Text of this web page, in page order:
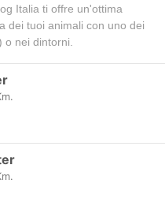
Italia ti offre un'ottima
dei tuoi animali con uno dei
o nei dintorni.